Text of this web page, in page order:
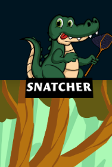
Snatcher